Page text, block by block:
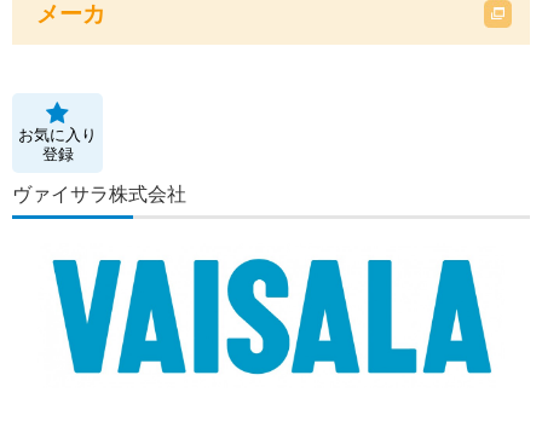
メーカ
お気に入り
登録
ヴァイサラ株式会社